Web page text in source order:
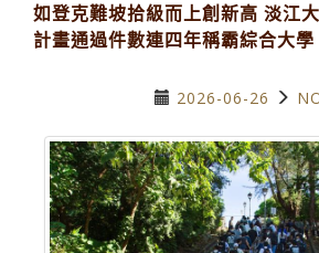
如登克難坡拾級而上創新高 淡江
計畫通過件數連四年稱霸綜合大學
2026-06-26